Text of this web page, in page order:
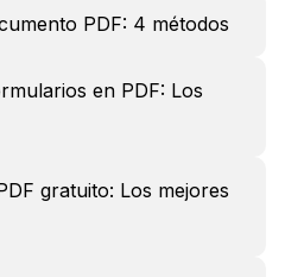
PDF: 4 métodos
en PDF: Los
gratuito: Los mejores